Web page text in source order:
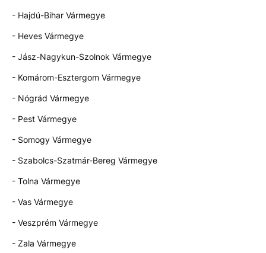
- Hajdú-Bihar Vármegye
- Heves Vármegye
- Jász-Nagykun-Szolnok Vármegye
- Komárom-Esztergom Vármegye
- Nógrád Vármegye
- Pest Vármegye
- Somogy Vármegye
- Szabolcs-Szatmár-Bereg Vármegye
- Tolna Vármegye
- Vas Vármegye
- Veszprém Vármegye
- Zala Vármegye